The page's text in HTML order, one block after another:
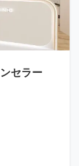
セラー